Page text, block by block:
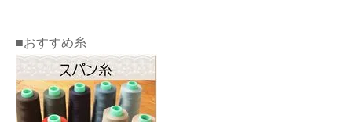
■おすすめ糸